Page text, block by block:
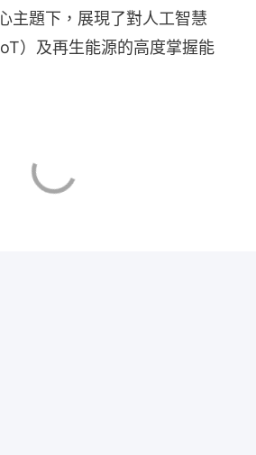
主題下，展現了對人工智慧
）及再生能源的高度掌握能